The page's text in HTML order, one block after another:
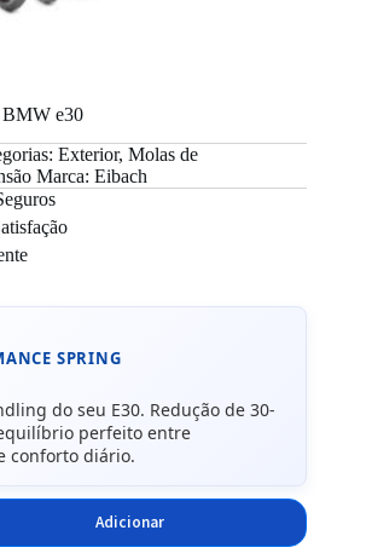
e30
Exterior, Molas de
Marca: Eibach
SPRING
do seu E30. Redução de 30-
perfeito entre
conforto diário.
Adicionar